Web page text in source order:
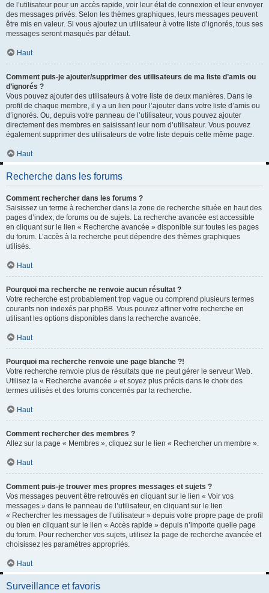
de l’utilisateur pour un accès rapide, voir leur état de connexion et leur envoyer
des messages privés. Selon les thèmes graphiques, leurs messages peuvent
être mis en valeur. Si vous ajoutez un utilisateur à votre liste d’ignorés, tous ses
messages seront masqués par défaut.
Haut
Comment puis-je ajouter/supprimer des utilisateurs de ma liste d’amis ou
d’ignorés ?
Vous pouvez ajouter des utilisateurs à votre liste de deux manières. Dans le
profil de chaque membre, il y a un lien pour l’ajouter dans votre liste d’amis ou
d’ignorés. Ou, depuis votre panneau de l’utilisateur, vous pouvez ajouter
directement des membres en saisissant leur nom d’utilisateur. Vous pouvez
également supprimer des utilisateurs de votre liste depuis cette même page.
Haut
Recherche dans les forums
Comment rechercher dans les forums ?
Saisissez un terme à rechercher dans la zone de recherche située en haut des
pages d’index, de forums ou de sujets. La recherche avancée est accessible
en cliquant sur le lien « Recherche avancée » disponible sur toutes les pages
du forum. L’accès à la recherche peut dépendre des thèmes graphiques
utilisés.
Haut
Pourquoi ma recherche ne renvoie aucun résultat ?
Votre recherche est probablement trop vague ou comprend plusieurs termes
courants non indexés par phpBB. Vous pouvez affiner votre recherche en
utilisant les options disponibles dans la recherche avancée.
Haut
Pourquoi ma recherche renvoie une page blanche ?!
Votre recherche renvoie plus de résultats que ne peut gérer le serveur Web.
Utilisez la « Recherche avancée » et soyez plus précis dans le choix des
termes utilisés et des forums concernés par la recherche.
Haut
Comment rechercher des membres ?
Allez sur la page « Membres », cliquez sur le lien « Rechercher un membre ».
Haut
Comment puis-je trouver mes propres messages et sujets ?
Vos messages peuvent être retrouvés en cliquant sur le lien « Voir vos
messages » dans le panneau de l’utilisateur, en cliquant sur le lien
« Rechercher les messages de l’utilisateur » depuis votre propre page de profil
ou bien en cliquant sur le lien « Accès rapide » depuis n’importe quelle page
du forum. Pour rechercher vos sujets, utilisez la page de recherche avancée et
choisissez les paramètres appropriés.
Haut
Surveillance et favoris